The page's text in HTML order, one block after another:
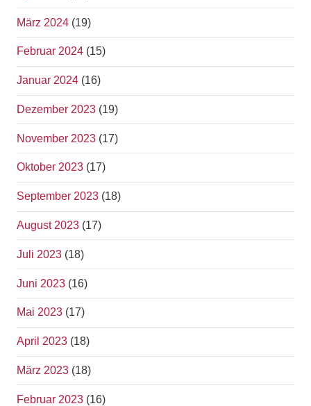
März 2024 (19)
Februar 2024 (15)
Januar 2024 (16)
Dezember 2023 (19)
November 2023 (17)
Oktober 2023 (17)
September 2023 (18)
August 2023 (17)
Juli 2023 (18)
Juni 2023 (16)
Mai 2023 (17)
April 2023 (18)
März 2023 (18)
Februar 2023 (16)